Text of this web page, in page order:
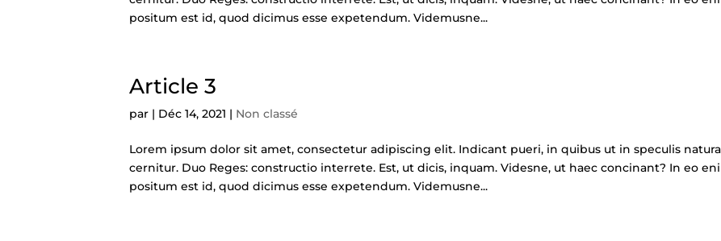
positum est id, quod dicimus esse expetendum. Videmusne...
Article 3
par | Déc 14, 2021 | Non classé
Lorem ipsum dolor sit amet, consectetur adipiscing elit. Indicant pueri, in quibus ut in speculis natura
cernitur. Duo Reges: constructio interrete. Est, ut dicis, inquam. Videsne, ut haec concinant? In eo
positum est id, quod dicimus esse expetendum. Videmusne...